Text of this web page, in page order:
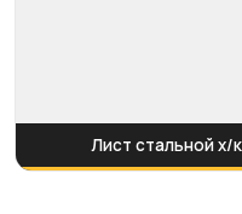
Лист стальной х/